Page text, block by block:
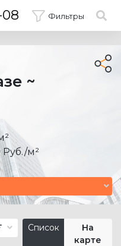
08 Фильтры
×
~
Руб./м²
Список
На
карте